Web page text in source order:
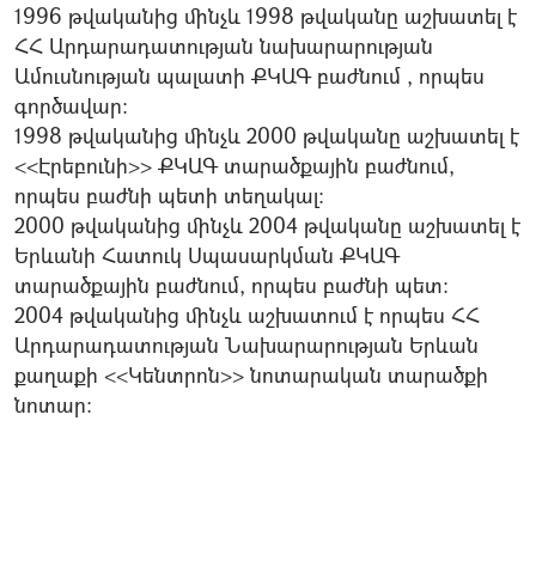
1996 թվականից մինչև 1998 թվականը աշխատել է
ՀՀ Արդարադատության նախարարության
Ամուսնության պալատի ՔԿԱԳ բաժնում , որպես
գործավար:
1998 թվականից մինչև 2000 թվականը աշխատել է
<<Էրեբունի>> ՔԿԱԳ տարածքային բաժնում,
որպես բաժնի պետի տեղակալ:
2000 թվականից մինչև 2004 թվականը աշխատել է
Երևանի Հատուկ Սպասարկման ՔԿԱԳ
տարածքային բաժնում, որպես բաժնի պետ:
2004 թվականից մինչև աշխատում է որպես ՀՀ
Արդարադատության Նախարարության Երևան
քաղաքի <<Կենտրոն>> նոտարական տարածքի
նոտար: